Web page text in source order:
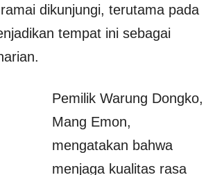
dikunjungi, terutama pada
tempat ini sebagai
Pemilik Warung Dongko,
Mang Emon,
mengatakan bahwa
menjaga kualitas rasa